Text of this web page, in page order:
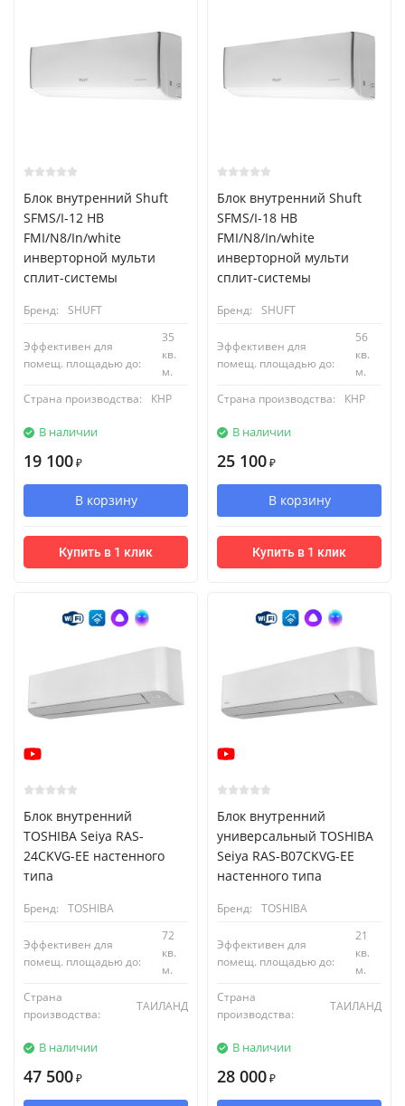
Блок внутренний Shuft
SFMS/I-12 HB
FMI/N8/In/white
инверторной мульти
сплит-системы
Бренд: SHUFT
Эффективен для
помещ. площадью до:
35
кв.
м.
Страна производства:
КНР
В наличии
19 100 ₽
В корзину
Купить в 1 клик
Блок внутренний Shuft
SFMS/I-18 HB
FMI/N8/In/white
инверторной мульти
сплит-системы
Бренд: SHUFT
Эффективен для
помещ. площадью до:
56
кв.
м.
Страна производства:
КНР
В наличии
25 100 ₽
В корзину
Купить в 1 клик
Блок внутренний
TOSHIBA Seiya RAS-
24CKVG-EE настенного
типа
Бренд: TOSHIBA
Эффективен для
помещ. площадью до:
72
кв.
м.
Страна
производства:
ТАИЛАНД
В наличии
47 500 ₽
Блок внутренний
универсальный TOSHIBA
Seiya RAS-B07CKVG-EE
настенного типа
Бренд: TOSHIBA
Эффективен для
помещ. площадью до:
21
кв.
м.
Страна
производства:
ТАИЛАНД
В наличии
28 000 ₽